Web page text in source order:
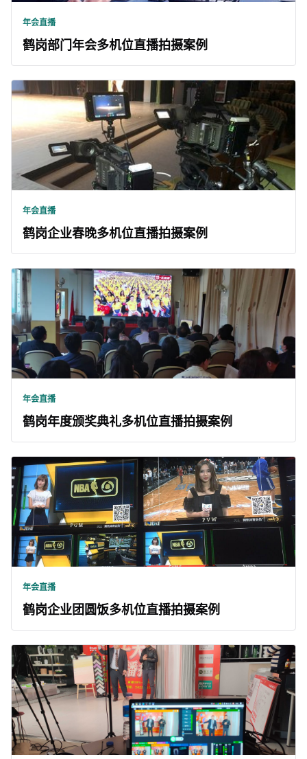
年会直播
鹤岗部门年会多机位直播拍摄案例
年会直播
鹤岗企业春晚多机位直播拍摄案例
年会直播
鹤岗年度颁奖典礼多机位直播拍摄案例
年会直播
鹤岗企业团圆饭多机位直播拍摄案例